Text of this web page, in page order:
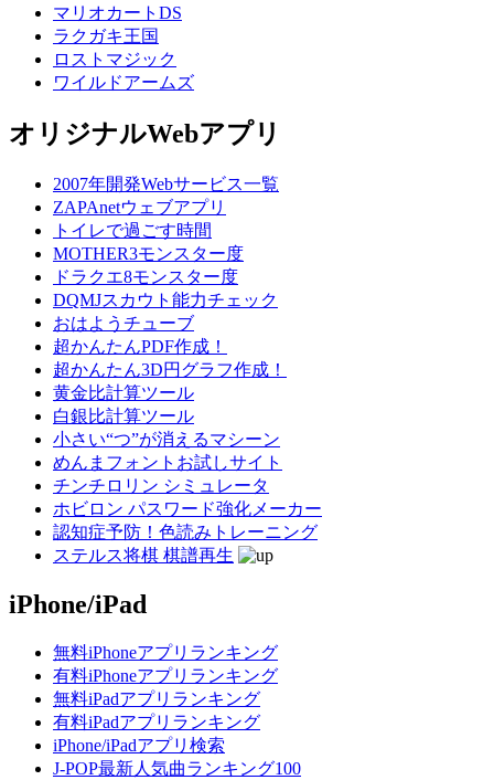
マリオカートDS
ラクガキ王国
ロストマジック
ワイルドアームズ
オリジナルWebアプリ
2007年開発Webサービス一覧
ZAPAnetウェブアプリ
トイレで過ごす時間
MOTHER3モンスター度
ドラクエ8モンスター度
DQMJスカウト能力チェック
おはようチューブ
超かんたんPDF作成！
超かんたん3D円グラフ作成！
黄金比計算ツール
白銀比計算ツール
小さい“つ”が消えるマシーン
めんまフォントお試しサイト
チンチロリン シミュレータ
ホビロン パスワード強化メーカー
認知症予防！色読みトレーニング
ステルス将棋 棋譜再生
iPhone/iPad
無料iPhoneアプリランキング
有料iPhoneアプリランキング
無料iPadアプリランキング
有料iPadアプリランキング
iPhone/iPadアプリ検索
J-POP最新人気曲ランキング100